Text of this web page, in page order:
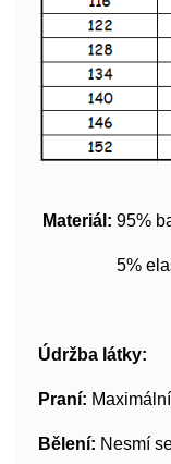
Materiál:
5%
Údržba látky:
Praní:
Bělení: Nesmí